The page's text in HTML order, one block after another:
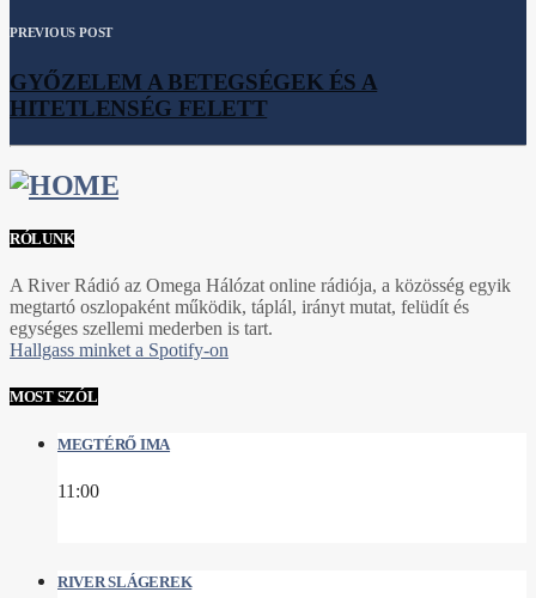
PREVIOUS POST
GYŐZELEM A BETEGSÉGEK ÉS A
HITETLENSÉG FELETT
RÓLUNK
A River Rádió az Omega Hálózat online rádiója, a közösség egyik
megtartó oszlopaként működik, táplál, irányt mutat, felüdít és
egységes szellemi mederben is tart.
Hallgass minket a Spotify-on
MOST SZÓL
MEGTÉRŐ IMA
11:00
RIVER SLÁGEREK